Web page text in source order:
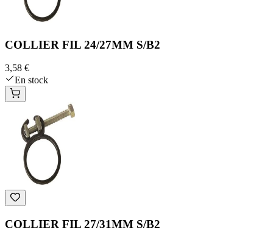
COLLIER FIL 24/27MM S/B2
3,58 €
En stock
COLLIER FIL 27/31MM S/B2